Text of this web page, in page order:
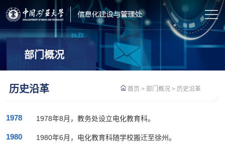
部门概况
历史沿革 首页 >部门概况 > 历史沿革
1978 1978年8月，教务处设立电化教育科。
1980 1980年6月，电化教育科随学校搬迁至徐州。